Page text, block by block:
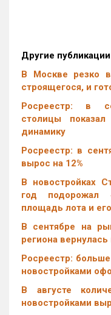
Другие
В Москве резко
строящегося, и
Росреестр: в
столицы
динамику
Росреестр: в
вырос на 12%
В новостройках
год подорожал
площадь лота и
В сентябре на
региона
Росреестр:
новостройками
В августе
новостройками